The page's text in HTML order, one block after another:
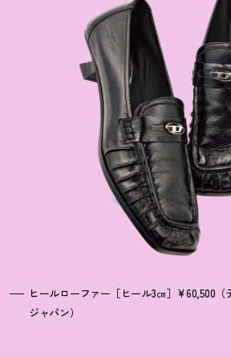
ヒールローファー［ヒール3㎝］¥60,500
ジャパン）